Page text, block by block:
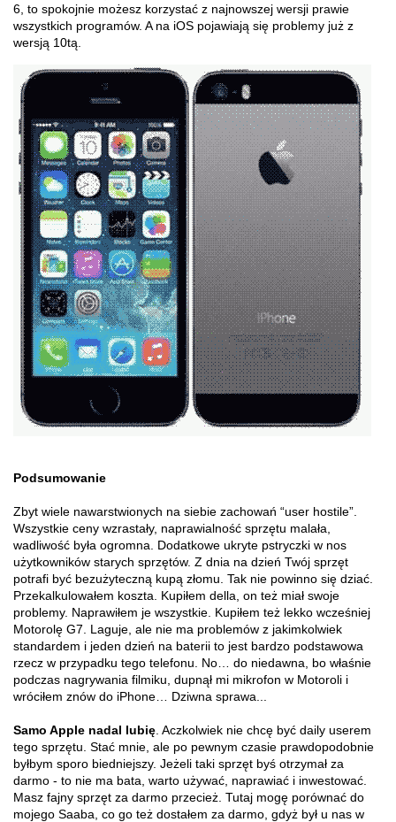
6, to spokojnie możesz korzystać z najnowszej wersji prawie
wszystkich programów. A na iOS pojawiają się problemy już z
wersją 10tą.
Podsumowanie
Zbyt wiele nawarstwionych na siebie zachowań “user hostile”.
Wszystkie ceny wzrastały, naprawialność sprzętu malała,
wadliwość była ogromna. Dodatkowe ukryte pstryczki w nos
użytkowników starych sprzętów. Z dnia na dzień Twój sprzęt
potrafi być bezużyteczną kupą złomu. Tak nie powinno się dziać.
Przekalkulowałem koszta. Kupiłem della, on też miał swoje
problemy. Naprawiłem je wszystkie. Kupiłem też lekko wcześniej
Motorolę G7. Laguje, ale nie ma problemów z jakimkolwiek
standardem i jeden dzień na baterii to jest bardzo podstawowa
rzecz w przypadku tego telefonu. No… do niedawna, bo właśnie
podczas nagrywania filmiku, dupnął mi mikrofon w Motoroli i
wróciłem znów do iPhone… Dziwna sprawa...
Samo Apple nadal lubię . Aczkolwiek nie chcę być daily userem
tego sprzętu. Stać mnie, ale po pewnym czasie prawdopodobnie
byłbym sporo biedniejszy. Jeżeli taki sprzęt byś otrzymał za
darmo - to nie ma bata, warto używać, naprawiać i inwestować.
Masz fajny sprzęt za darmo przecież. Tutaj mogę porównać do
mojego Saaba, co go też dostałem za darmo, gdyż był u nas w